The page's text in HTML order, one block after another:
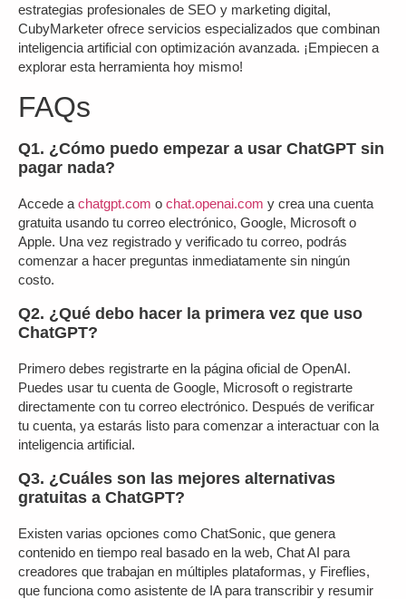
estrategias profesionales de SEO y marketing digital,
CubyMarketer ofrece servicios especializados que combinan
inteligencia artificial con optimización avanzada. ¡Empiecen a
explorar esta herramienta hoy mismo!
FAQs
Q1. ¿Cómo puedo empezar a usar ChatGPT sin
pagar nada?
Accede a chatgpt.com o chat.openai.com y crea una cuenta
gratuita usando tu correo electrónico, Google, Microsoft o
Apple. Una vez registrado y verificado tu correo, podrás
comenzar a hacer preguntas inmediatamente sin ningún
costo.
Q2. ¿Qué debo hacer la primera vez que uso
ChatGPT?
Primero debes registrarte en la página oficial de OpenAI.
Puedes usar tu cuenta de Google, Microsoft o registrarte
directamente con tu correo electrónico. Después de verificar
tu cuenta, ya estarás listo para comenzar a interactuar con la
inteligencia artificial.
Q3. ¿Cuáles son las mejores alternativas
gratuitas a ChatGPT?
Existen varias opciones como ChatSonic, que genera
contenido en tiempo real basado en la web, Chat AI para
creadores que trabajan en múltiples plataformas, y Fireflies,
que funciona como asistente de IA para transcribir y resumir